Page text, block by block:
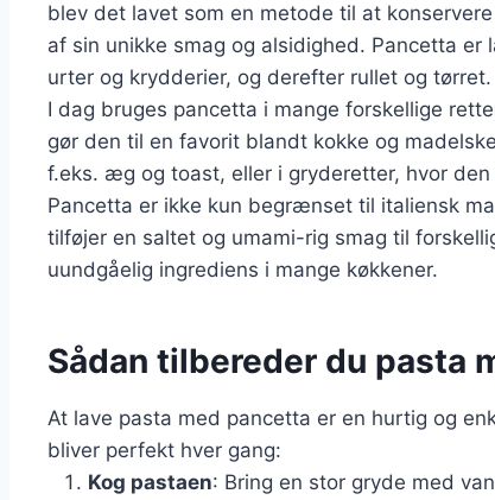
blev det lavet som en metode til at
af sin unikke smag og alsidighed. Pancetta
urter og krydderier, og derefter rullet og tørret.
I dag bruges pancetta i mange forskellige
gør den til en favorit blandt kokke og
f.eks. æg og toast, eller i gryderetter, hvor
Pancetta er ikke kun begrænset til italiensk
tilføjer en saltet og umami-rig smag til
uundgåelig ingrediens i mange køkkener.
Sådan tilbereder du pasta
At lave pasta med pancetta er en hurtig og
bliver perfekt hver gang:
Kog pastaen: Bring en stor gryde med